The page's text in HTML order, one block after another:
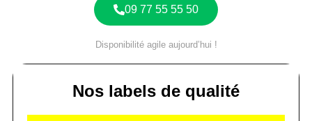
09 77 55 55 50
Disponibilité agile aujourd’hui !
Nos labels de qualité